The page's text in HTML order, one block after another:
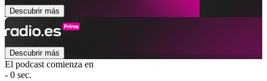
Descubrir más
Descubrir más
El podcast comienza en
- 0 sec.